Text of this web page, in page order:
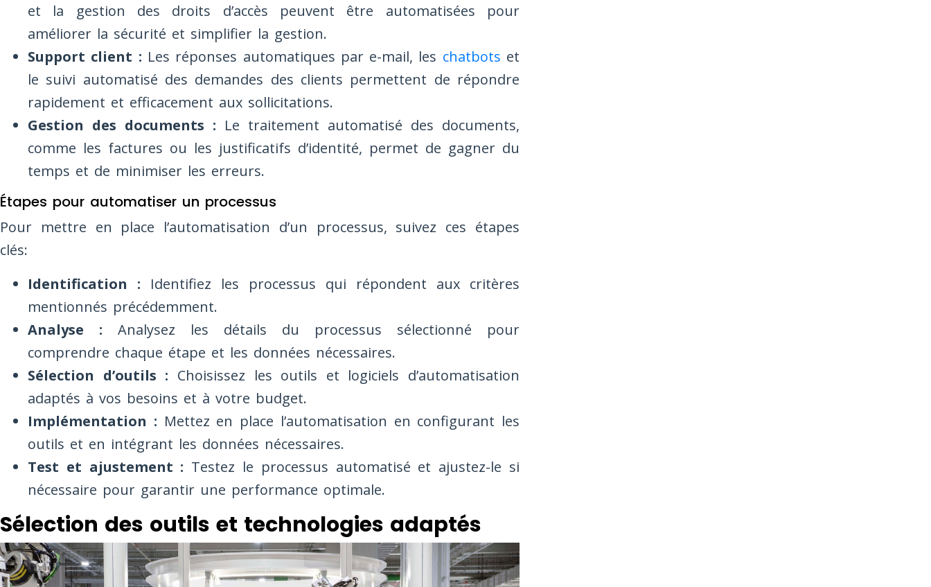
et la gestion des droits d’accès peuvent être automatisées pour
améliorer la sécurité et simplifier la gestion.
Support client : Les réponses automatiques par e-mail, les chatbots et
le suivi automatisé des demandes des clients permettent de répondre
rapidement et efficacement aux sollicitations.
Gestion des documents : Le traitement automatisé des documents,
comme les factures ou les justificatifs d’identité, permet de gagner du
temps et de minimiser les erreurs.
Étapes pour automatiser un processus
Pour mettre en place l’automatisation d’un processus, suivez ces étapes
clés:
Identification : Identifiez les processus qui répondent aux critères
mentionnés précédemment.
Analyse : Analysez les détails du processus sélectionné pour
comprendre chaque étape et les données nécessaires.
Sélection d’outils : Choisissez les outils et logiciels d’automatisation
adaptés à vos besoins et à votre budget.
Implémentation : Mettez en place l’automatisation en configurant les
outils et en intégrant les données nécessaires.
Test et ajustement : Testez le processus automatisé et ajustez-le si
nécessaire pour garantir une performance optimale.
Sélection des outils et technologies adaptés